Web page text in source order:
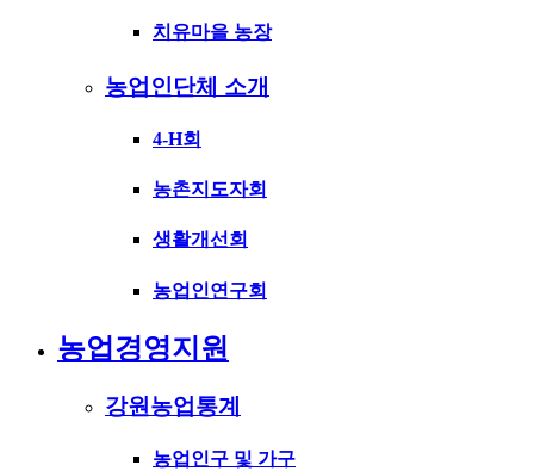
치유마을 농장
농업인단체 소개
4-H회
농촌지도자회
생활개선회
농업인연구회
농업경영지원
강원농업통계
농업인구 및 가구